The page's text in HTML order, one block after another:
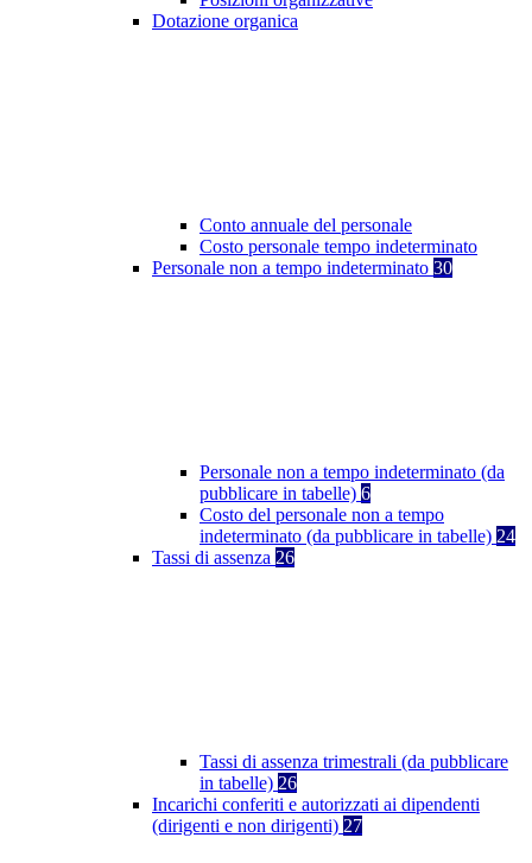
Dotazione organica
Conto annuale del personale
Costo personale tempo indeterminato
Personale non a tempo indeterminato 30
Personale non a tempo indeterminato (da
pubblicare in tabelle) 6
Costo del personale non a tempo
indeterminato (da pubblicare in tabelle) 24
Tassi di assenza 26
Tassi di assenza trimestrali (da pubblicare
in tabelle) 26
Incarichi conferiti e autorizzati ai dipendenti
(dirigenti e non dirigenti) 27